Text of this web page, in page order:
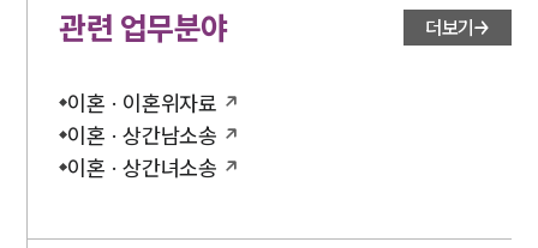
관련 업무분야 더보기
이혼 · 이혼위자료
이혼 · 상간남소송
이혼 · 상간녀소송